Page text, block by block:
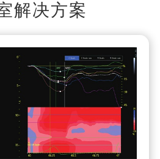
解决方案